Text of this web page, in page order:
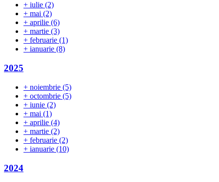
+ iulie (2)
+ mai (2)
+ aprilie (6)
+ martie (3)
+ februarie (1)
+ ianuarie (8)
2025
+ noiembrie (5)
+ octombrie (5)
+ iunie (2)
+ mai (1)
+ aprilie (4)
+ martie (2)
+ februarie (2)
+ ianuarie (10)
2024